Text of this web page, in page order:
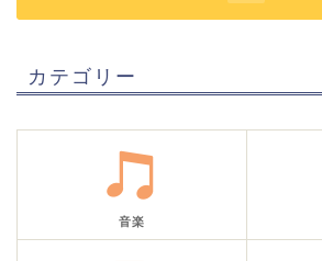
カテゴリー
音楽